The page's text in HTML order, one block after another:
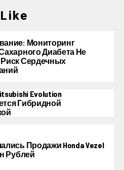
Мониторинг
Диабета Не
Сердечных
Evolution
Гибридной
Продажи Honda Vezel
Рублей